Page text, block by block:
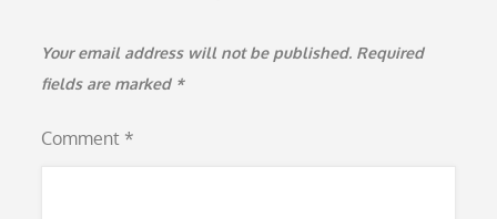
Your email address will not be published. Required
fields are marked *
Comment *